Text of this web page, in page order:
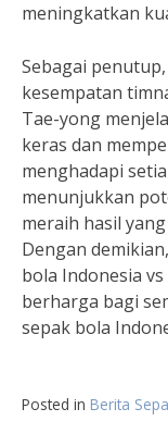
meningkatkan
Sebagai
kesempatan
Tae-yong
keras dan
menghadapi
menunjukkan
meraih hasil
Dengan
bola Indonesia
berharga bagi
sepak bola
Posted in Berita